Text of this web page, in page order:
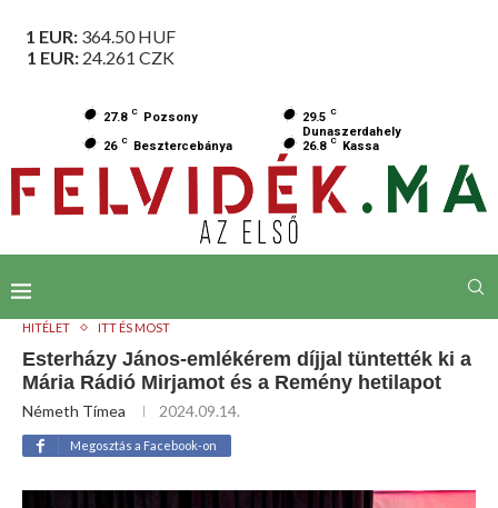
1 EUR: 364.50HUF
1 EUR: 24.261 CZK
27.8 C Pozsony 29.5 C
Dunaszerdahely
26 C Besztercebánya 26.8 C Kassa
HITÉLET ITT ÉS MOST
Esterházy János-emlékérem díjjal tüntették ki a
Mária Rádió Mirjamot és a Remény hetilapot
Németh Tímea 2024.09.14.
Megosztás a Facebook-on